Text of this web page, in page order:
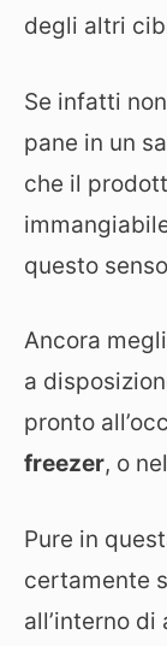
degli altri
Se infatti
pane in un
che il
questo
Ancora
a
pronto
freezer, o nel
Pure in
certamente
all’interno